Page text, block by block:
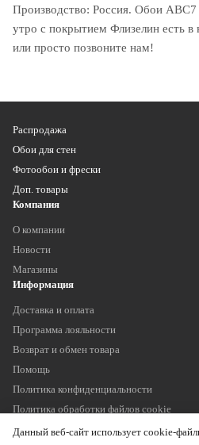
Производство: Россия. Обои
утро с покрытием Флизелин есть в
или просто позвоните нам!
Распродажа
Обои для стен
Фотообои и фрески
Доп. товары
Компания
О компании
Новости
Магазины
Информация
Доставка и оплата
Программа лояльности
Возврат и обмен товара
Помощь
Политика конфиденциальности
Политика обработки файлов cookie
Данный веб-сайт использует cookie-